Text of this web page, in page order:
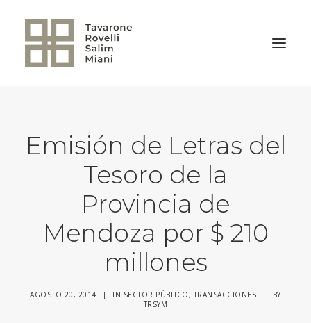
Emisión de Letras del
Tesoro de la
Provincia de
Mendoza por $ 210
millones
AGOSTO 20, 2014 | IN SECTOR PÚBLICO,TRANSACCIONES |
BY
TRSYM